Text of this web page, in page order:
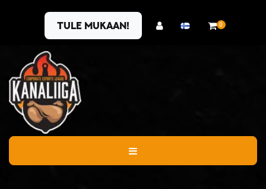
Tule mukaan! 0